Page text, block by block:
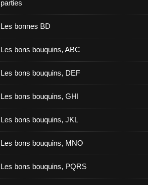
parties
Les bonnes BD
Les bons bouquins, ABC
Les bons bouquins, DEF
Les bons bouquins, GHI
Les bons bouquins, JKL
Les bons bouquins, MNO
Les bons bouquins, PQRS